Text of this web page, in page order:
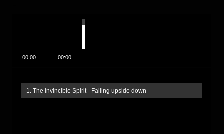
00:00 00:00
1. The Invincible Spirit - Falling upside down